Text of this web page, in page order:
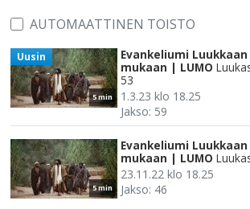
AUTOMAATTINEN TOISTO
5 min
Uusin
Evankeliumi Luukkaan
mukaan | LUMO
53
1.3.23 klo 18.25
Jakso: 59
5 min
Evankeliumi Luukkaan
mukaan | LUMO
23.11.22 klo 18.25
Jakso: 46